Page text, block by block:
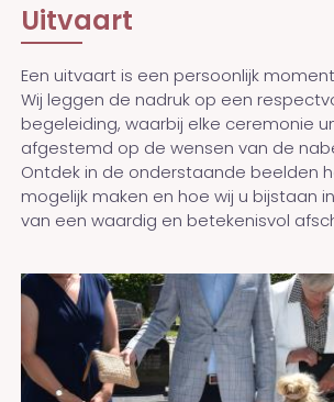
Uitvaart
Een uitvaart is een persoonlijk
Wij leggen de nadruk op een
begeleiding, waarbij elke ceremonie
afgestemd op de wensen van de
Ontdek in de onderstaande beelden
mogelijk maken en hoe wij u bijstaan
van een waardig en betekenisvol